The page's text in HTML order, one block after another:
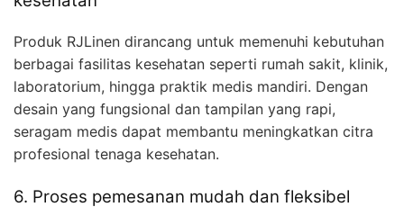
Produk RJLinen dirancang untuk memenuhi kebutuhan
berbagai fasilitas kesehatan seperti rumah sakit, klinik,
laboratorium, hingga praktik medis mandiri. Dengan
desain yang fungsional dan tampilan yang rapi,
seragam medis dapat membantu meningkatkan citra
profesional tenaga kesehatan.
6. Proses pemesanan mudah dan fleksibel